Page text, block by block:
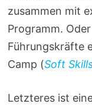
zusammen mit
Programm.
Führungskräfte
Camp (Soft
Letzteres ist